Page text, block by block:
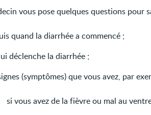
vous pose quelques questions pour
quand la diarrhée a commencé ;
déclenche la diarrhée ;
(symptômes) que vous avez, par
si vous avez de la fièvre ou mal au